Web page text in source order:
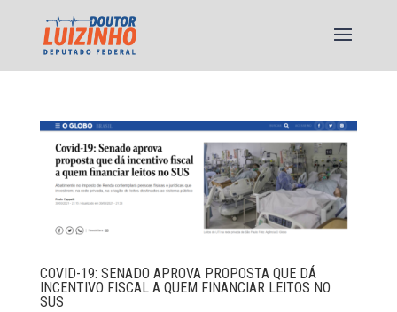
COVID-19: SENADO APROVA PROPOSTA QUE DÁ
INCENTIVO FISCAL A QUEM FINANCIAR LEITOS NO
SUS